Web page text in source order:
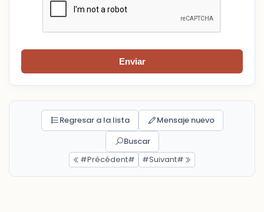
Enviar
Regresar a la lista
Mensaje nuevo
Buscar
#Précédent#
#Suivant#